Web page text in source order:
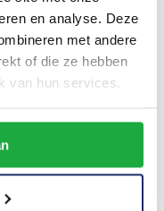
en analyse. Deze
met andere
of die ze hebben
van hun services.